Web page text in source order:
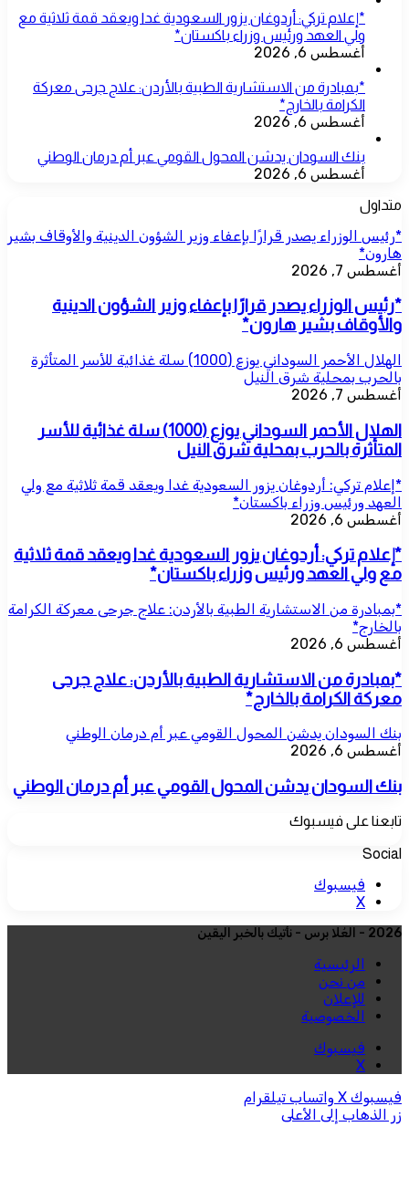
*إعلام تركي: أردوغان يزور السعودية غدا ويعقد قمة ثلاثية مع
ولي العهد ورئيس وزراء باكستان*
أغسطس 6, 2026
*بمبادرة من الاستشارية الطبية بالأردن: علاج جرحى معركة
الكرامة بالخارج*
أغسطس 6, 2026
بنك السودان يدشن المحول القومي عبر أم درمان الوطني
أغسطس 6, 2026
متداول
*رئيس الوزراء يصدر قرارًا بإعفاء وزير الشؤون الدينية والأوقاف بشير
هارون*
أغسطس 7, 2026
*رئيس الوزراء يصدر قرارًا بإعفاء وزير الشؤون الدينية
والأوقاف بشير هارون*
الهلال الأحمر السوداني يوزع (1000) سلة غذائية للأسر المتأثرة
بالحرب بمحلية شرق النيل
أغسطس 7, 2026
الهلال الأحمر السوداني يوزع (1000) سلة غذائية للأسر
المتأثرة بالحرب بمحلية شرق النيل
*إعلام تركي: أردوغان يزور السعودية غدا ويعقد قمة ثلاثية مع ولي
العهد ورئيس وزراء باكستان*
أغسطس 6, 2026
*إعلام تركي: أردوغان يزور السعودية غدا ويعقد قمة ثلاثية
مع ولي العهد ورئيس وزراء باكستان*
*بمبادرة من الاستشارية الطبية بالأردن: علاج جرحى معركة الكرامة
بالخارج*
أغسطس 6, 2026
*بمبادرة من الاستشارية الطبية بالأردن: علاج جرحى
معركة الكرامة بالخارج*
بنك السودان يدشن المحول القومي عبر أم درمان الوطني
أغسطس 6, 2026
بنك السودان يدشن المحول القومي عبر أم درمان الوطني
تابعنا على فيسبوك
Social
فيسبوك
‫X
2026 - العُلا برس - نأتيك بالخبر اليقين
الرئيسية
من نحن
للإعلان
الخصوصية
فيسبوك
‫X
فيسبوك ‫X واتساب تيلقرام
زر الذهاب إلى الأعلى